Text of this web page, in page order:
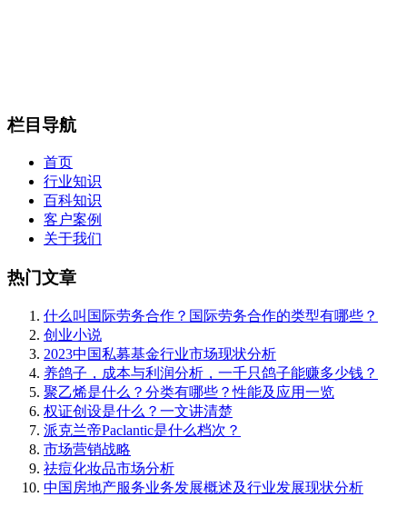
栏目导航
首页
行业知识
百科知识
客户案例
关于我们
热门文章
什么叫国际劳务合作？国际劳务合作的类型有哪些？
创业小说
2023中国私募基金行业市场现状分析
养鸽子，成本与利润分析，一千只鸽子能赚多少钱？
聚乙烯是什么？分类有哪些？性能及应用一览
权证创设是什么？一文讲清楚
派克兰帝Paclantic是什么档次？
市场营销战略
祛痘化妆品市场分析
中国房地产服务业务发展概述及行业发展现状分析